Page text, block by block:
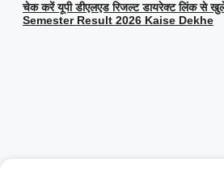
चेक करें यूपी डीएलएड रिजल्ट डायरेक्ट लिंक से
Semester Result 2026 Kaise Dekhe